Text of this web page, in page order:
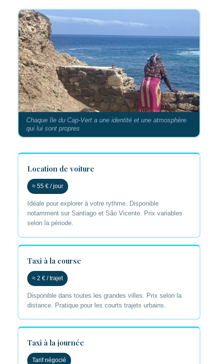
Chaque île du Cap-Vert a une identité et une atmosphère
qui lui sont propres
Location de voiture
≈ 55 € / jour
Idéale pour explorer à votre rythme. Disponible
notamment sur Santiago et São Vicente. Prix variables
selon la période.
Taxi à la course
≈ 2 € / trajet
Disponible dans toutes les grandes villes. Prix selon la
distance. Pratique pour les courts trajets urbains.
Taxi à la journée
Tarif négocié